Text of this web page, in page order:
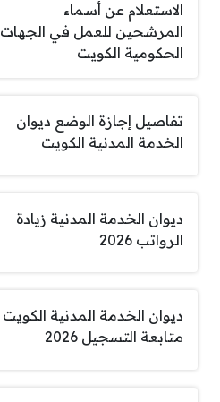
الاستعلام عن أسماء
المرشحين للعمل في الجهات
الحكومية الكويت
تفاصيل إجازة الوضع ديوان
الخدمة المدنية الكويت
ديوان الخدمة المدنية زيادة
الرواتب 2026
ديوان الخدمة المدنية الكويت
متابعة التسجيل 2026